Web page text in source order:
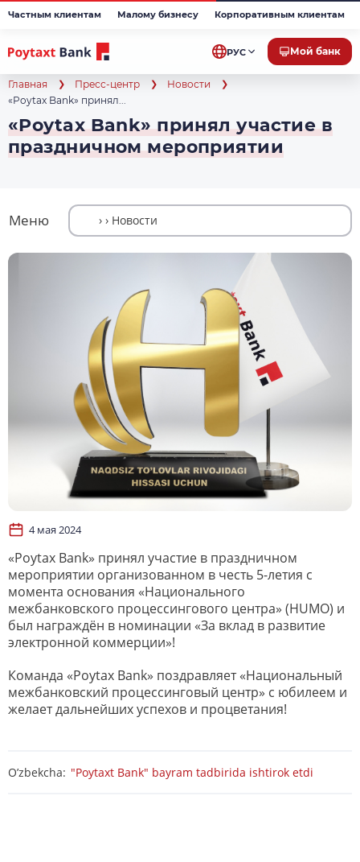
Частным клиентам Малому бизнесу Корпоративным клиентам
РУС Мой банк
Главная Пресс-центр
Новости
«Poytax Bank» принял...
«Poytax Bank» принял участие в
праздничном мероприятии
Меню
4 мая 2024
«Poytax Bank» принял участие в праздничном
мероприятии организованном в честь 5-летия с
момента основания «Национального
межбанковского процессингового центра» (HUMO) и
был награждён в номинации «За вклад в развитие
электронной коммерции»!
Команда «Poytax Bank» поздравляет «Национальный
межбанковский процессинговый центр» с юбилеем и
желает дальнейших успехов и процветания!
O’zbekcha: "Poytaxt Bank" bayram tadbirida ishtirok etdi